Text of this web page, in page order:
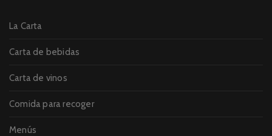
La Carta
Carta de bebidas
Carta de vinos
Comida para recoger
Menús